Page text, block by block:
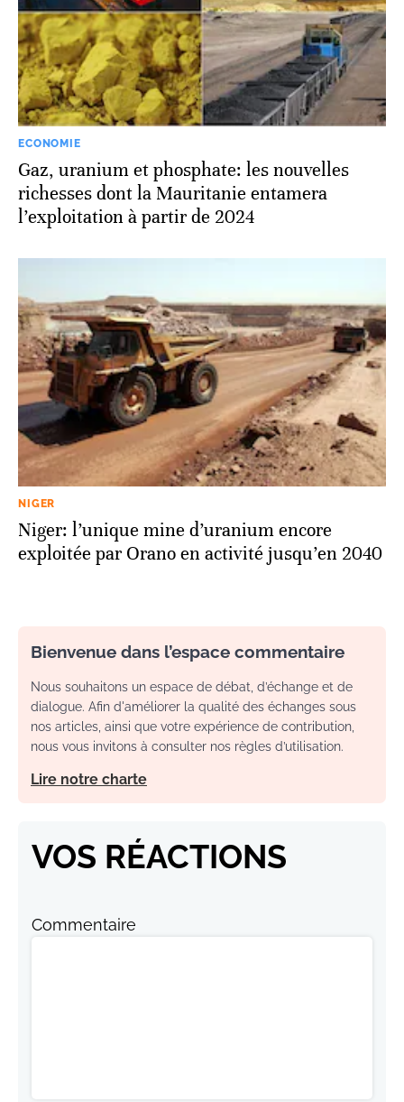
ECONOMIE
Gaz, uranium et phosphate: les nouvelles
richesses dont la Mauritanie entamera
l’exploitation à partir de 2024
NIGER
Niger: l’unique mine d’uranium encore
exploitée par Orano en activité jusqu’en 2040
Bienvenue dans l’espace commentaire
Nous souhaitons un espace de débat, d’échange et de
dialogue. Afin d'améliorer la qualité des échanges sous
nos articles, ainsi que votre expérience de contribution,
nous vous invitons à consulter nos règles d’utilisation.
Lire notre charte
VOS RÉACTIONS
Commentaire